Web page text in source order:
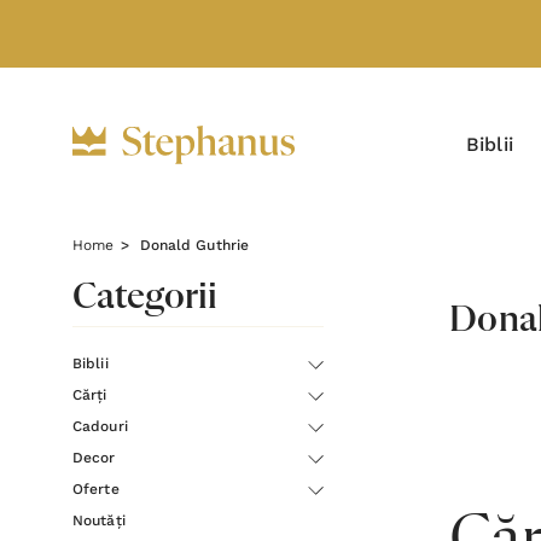
Biblii
Home Donald Guthrie
Categorii
Biblii
Cărți
Cadouri
Decor
Oferte
Noutăți